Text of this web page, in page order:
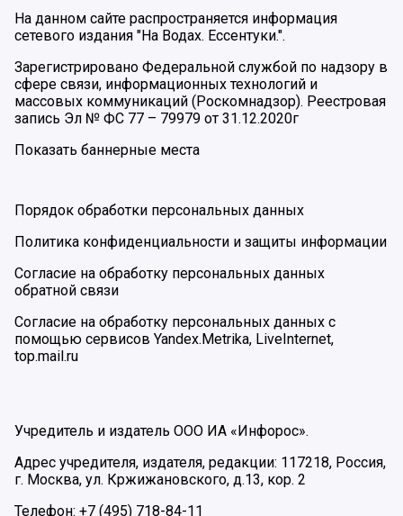
На данном сайте распространяется информация
сетевого издания "На Водах. Ессентуки.".
Зарегистрировано Федеральной службой по надзору в
сфере связи, информационных технологий и
массовых коммуникаций (Роскомнадзор). Реестровая
запись Эл № ФС 77 – 79979 от 31.12.2020г
Показать баннерные места
Порядок обработки персональных данных
Политика конфиденциальности и защиты информации
Согласие на обработку персональных данных
обратной связи
Согласие на обработку персональных данных с
помощью сервисов Yandex.Metrika, LiveInternet,
top.mail.ru
Учредитель и издатель ООО ИА «Инфорос».
Адрес учредителя, издателя, редакции: 117218, Россия,
г. Москва, ул. Кржижановского, д.13, кор. 2
Телефон: +7 (495) 718-84-11